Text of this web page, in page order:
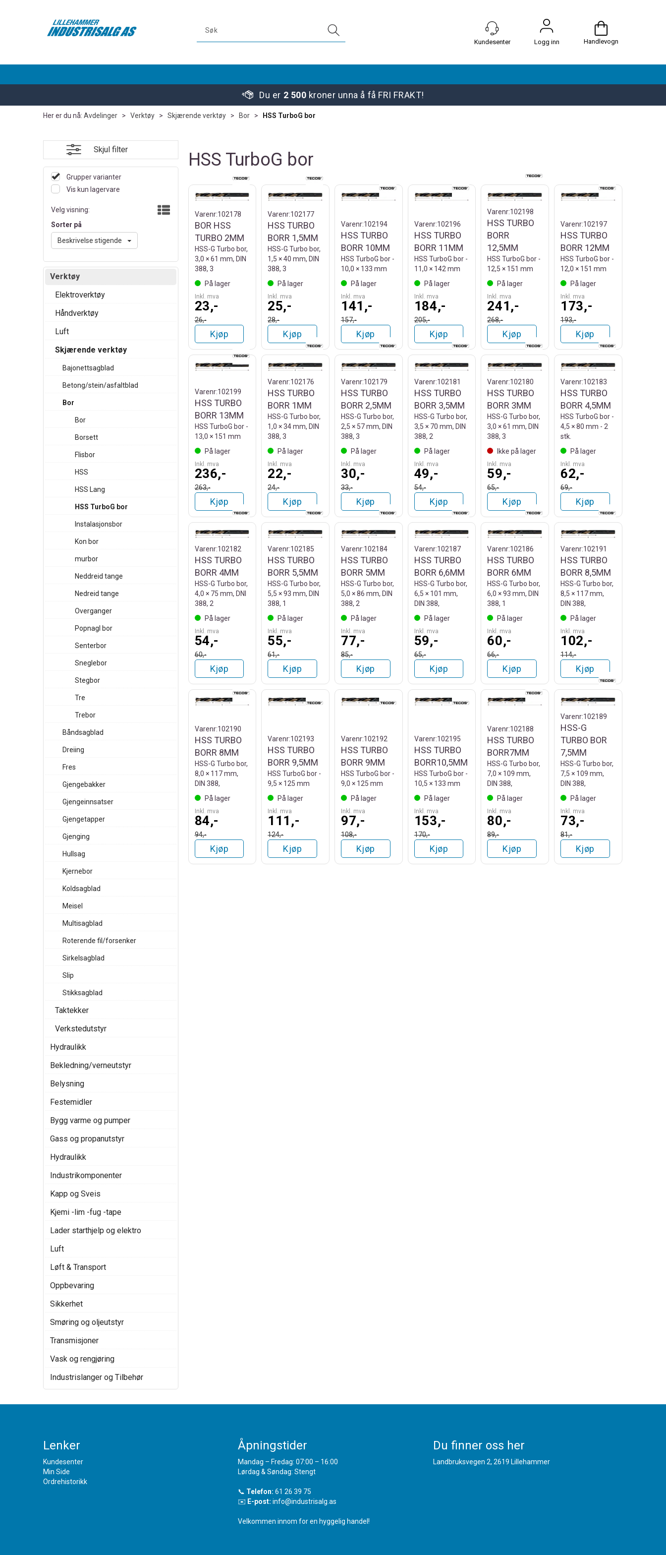
Logg inn Handlevogn
Du er 2 500 kroner unna å få FRI FRAKT!
Her er du nå: Avdelinger > Verktøy > Skjærende verktøy > Bor > HSS TurboG bor
Skjul filter
Grupper varianter
Vis kun lagervare
Velg visning:
Sorter på
Beskrivelse stigende
Verktøy
Elektroverktøy
Håndverktøy
Luft
Skjærende verktøy
Bajonettsagblad
Betong/stein/asfaltblad
Bor
Bor
Borsett
Flisbor
HSS
HSS Lang
HSS TurboG bor
Instalasjonsbor
Kon bor
murbor
Neddreid tange
Nedreid tange
Overganger
Popnagl bor
Senterbor
Sneglebor
Stegbor
Tre
Trebor
Båndsagblad
Dreiing
Fres
Gjengebakker
Gjengeinnsatser
Gjengetapper
Gjenging
Hullsag
Kjernebor
Koldsagblad
Meisel
Multisagblad
Roterende fil/forsenker
Sirkelsagblad
Slip
Stikksagblad
Taktekker
Verkstedutstyr
Hydraulikk
Bekledning/verneutstyr
Belysning
Festemidler
Bygg varme og pumper
Gass og propanutstyr
Hydraulikk
Industrikomponenter
Kapp og Sveis
Kjemi -lim -fug -tape
Lader starthjelp og elektro
Luft
Løft & Transport
Oppbevaring
Sikkerhet
Smøring og oljeutstyr
Transmisjoner
Vask og rengjøring
Industrislanger og Tilbehør
HSS TurboG bor
Varenr:102178
BOR HSS
TURBO 2MM
HSS-G Turbo bor,
3,0 × 61 mm, DIN
388, 3
På lager
Inkl. mva
23,-
26,-
Kjøp
Varenr:102177
HSS TURBO
BORR 1,5MM
HSS-G Turbo bor,
1,5 × 40 mm, DIN
388, 3
På lager
Inkl. mva
25,-
28,-
Kjøp
Varenr:102194
HSS TURBO
BORR 10MM
HSS TurboG bor -
10,0 × 133 mm
På lager
Inkl. mva
141,-
157,-
Kjøp
Varenr:102196
HSS TURBO
BORR 11MM
HSS TurboG bor -
11,0 × 142 mm
På lager
Inkl. mva
184,-
205,-
Kjøp
Varenr:102198
HSS TURBO
BORR
12,5MM
HSS TurboG bor -
12,5 × 151 mm
På lager
Inkl. mva
241,-
268,-
Kjøp
Varenr:102197
HSS TURBO
BORR 12MM
HSS TurboG bor -
12,0 × 151 mm
På lager
Inkl. mva
173,-
193,-
Kjøp
Varenr:102199
HSS TURBO
BORR 13MM
HSS TurboG bor -
13,0 × 151 mm
På lager
Inkl. mva
236,-
263,-
Kjøp
Varenr:102176
HSS TURBO
BORR 1MM
HSS-G Turbo bor,
1,0 × 34 mm, DIN
388, 3
På lager
Inkl. mva
22,-
24,-
Kjøp
Varenr:102179
HSS TURBO
BORR 2,5MM
HSS-G Turbo bor,
2,5 × 57 mm, DIN
388, 3
På lager
Inkl. mva
30,-
33,-
Kjøp
Varenr:102181
HSS TURBO
BORR 3,5MM
HSS-G Turbo bor,
3,5 × 70 mm, DIN
388, 2
På lager
Inkl. mva
49,-
54,-
Kjøp
Varenr:102180
HSS TURBO
BORR 3MM
HSS-G Turbo bor,
3,0 × 61 mm, DIN
388, 3
Ikke på lager
Inkl. mva
59,-
65,-
Kjøp
Varenr:102183
HSS TURBO
BORR 4,5MM
HSS TurboG bor -
4,5 × 80 mm - 2
stk.
På lager
Inkl. mva
62,-
69,-
Kjøp
Varenr:102182
HSS TURBO
BORR 4MM
HSS-G Turbo bor,
4,0 × 75 mm, DNI
388, 2
På lager
Inkl. mva
54,-
60,-
Kjøp
Varenr:102185
HSS TURBO
BORR 5,5MM
HSS-G Turbo bor,
5,5 × 93 mm, DIN
388, 1
På lager
Inkl. mva
55,-
61,-
Kjøp
Varenr:102184
HSS TURBO
BORR 5MM
HSS-G Turbo bor,
5,0 × 86 mm, DIN
388, 2
På lager
Inkl. mva
77,-
85,-
Kjøp
Varenr:102187
HSS TURBO
BORR 6,6MM
HSS-G Turbo bor,
6,5 × 101 mm,
DIN 388,
På lager
Inkl. mva
59,-
65,-
Kjøp
Varenr:102186
HSS TURBO
BORR 6MM
HSS-G Turbo bor,
6,0 × 93 mm, DIN
388, 1
På lager
Inkl. mva
60,-
66,-
Kjøp
Varenr:102191
HSS TURBO
BORR 8,5MM
HSS-G Turbo bor,
8,5 × 117 mm,
DIN 388,
På lager
Inkl. mva
102,-
114,-
Kjøp
Varenr:102190
HSS TURBO
BORR 8MM
HSS-G Turbo bor,
8,0 × 117 mm,
DIN 388,
På lager
Inkl. mva
84,-
94,-
Kjøp
Varenr:102193
HSS TURBO
BORR 9,5MM
HSS TurboG bor -
9,5 × 125 mm
På lager
Inkl. mva
111,-
124,-
Kjøp
Varenr:102192
HSS TURBO
BORR 9MM
HSS TurboG bor -
9,0 × 125 mm
På lager
Inkl. mva
97,-
108,-
Kjøp
Varenr:102195
HSS TURBO
BORR10,5MM
HSS TurboG bor -
10,5 × 133 mm
På lager
Inkl. mva
153,-
170,-
Kjøp
Varenr:102188
HSS TURBO
BORR7MM
HSS-G Turbo bor,
7,0 × 109 mm,
DIN 388,
På lager
Inkl. mva
80,-
89,-
Kjøp
Varenr:102189
HSS-G
TURBO BOR
7,5MM
HSS-G Turbo bor,
7,5 × 109 mm,
DIN 388,
På lager
Inkl. mva
73,-
81,-
Kjøp
Lenker
Kundesenter
Min Side
Ordrehistorikk
Åpningstider
Mandag – Fredag: 07:00 – 16:00
Lørdag & Søndag: Stengt
📞 Telefon: 61 26 39 75
✉️ E-post: info@industrisalg.as
Velkommen innom for en hyggelig handel!
Du finner oss her
Landbruksvegen 2, 2619 Lillehammer